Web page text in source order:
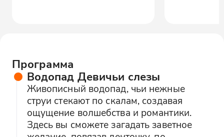
Программа
Водопад Девичьи слезы
Живописный водопад, чьи нежные
струи стекают по скалам, создавая
ощущение волшебства и романтики.
Здесь вы сможете загадать заветное